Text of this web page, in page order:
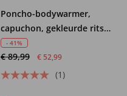
Poncho-bodywarmer,
capuchon, gekleurde rits,
kangoeroezak, unisex
- 41%
€ 89,99 € 52,99
(1)